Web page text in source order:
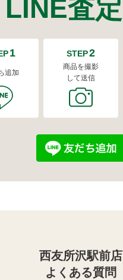
LINE査定
1
追加
STEP2
商品を撮影
して送信
西友所沢駅前店
よくある質問